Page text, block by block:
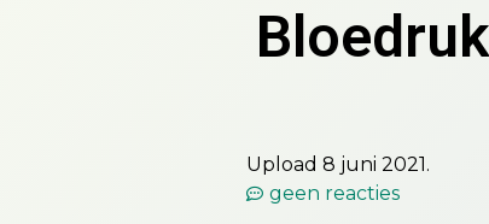
Upload 8 juni 2021.
geen reacties